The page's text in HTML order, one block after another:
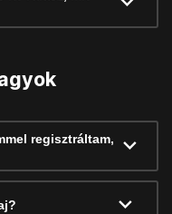
regisztráltam,